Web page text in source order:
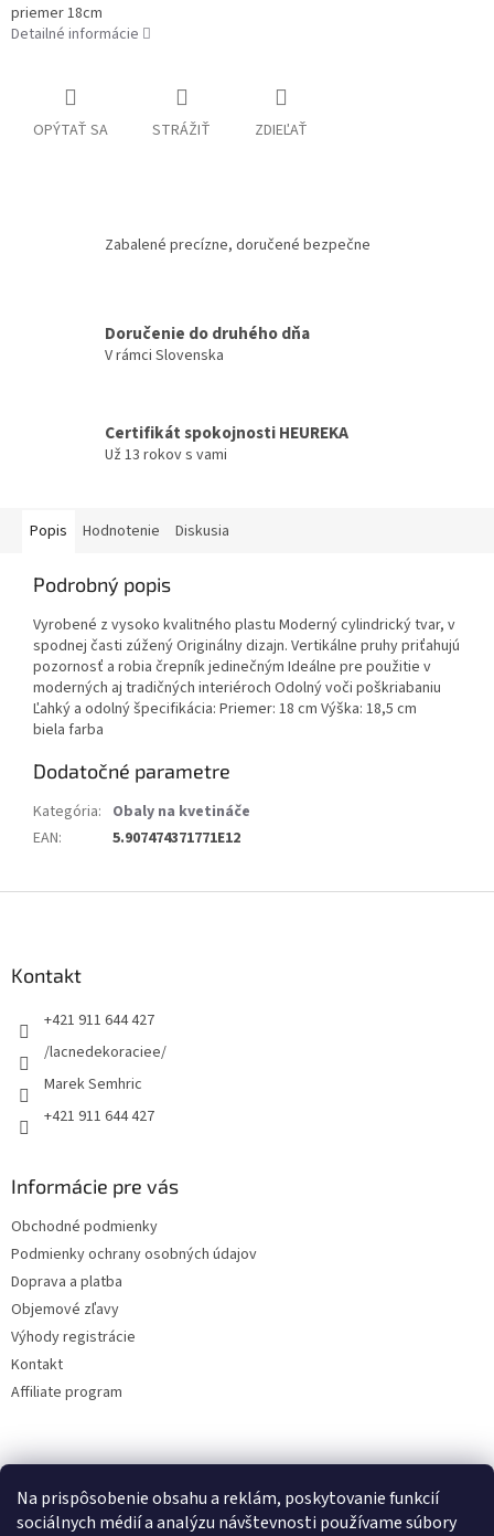
Na prispôsobenie obsahu a reklám, poskytovanie funkcií
sociálnych médií a analýzu návštevnosti používame súbory
priemer 18cm
Detailné informácie
OPÝTAŤ SA STRÁŽIŤ ZDIEĽAŤ
Zabalené precízne, doručené bezpečne
Doručenie do druhého dňa
V rámci Slovenska
Certifikát spokojnosti HEUREKA
Už 13 rokov s vami
Popis Hodnotenie Diskusia
Podrobný popis
Vyrobené z vysoko kvalitného plastu Moderný cylindrický tvar, v
spodnej časti zúžený Originálny dizajn. Vertikálne pruhy priťahujú
pozornosť a robia črepník jedinečným Ideálne pre použitie v
moderných aj tradičných interiéroch Odolný voči poškriabaniu
Ľahký a odolný špecifikácia: Priemer: 18 cm Výška: 18,5 cm
biela farba
Dodatočné parametre
Kategória: Obaly na kvetináče
EAN: 5.907474371771E12
Kontakt
+421 911 644 427
/lacnedekoraciee/
Marek Semhric
+421 911 644 427
Informácie pre vás
Obchodné podmienky
Podmienky ochrany osobných údajov
Doprava a platba
Objemové zľavy
Výhody registrácie
Kontakt
Affiliate program